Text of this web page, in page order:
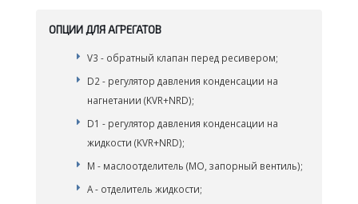
ОПЦИИ ДЛЯ АГРЕГАТОВ
V3 - обратный клапан перед ресивером;
D2 - регулятор давления конденсации на
нагнетании (KVR+NRD);
D1 - регулятор давления конденсации на
жидкости (KVR+NRD);
M - маслоотделитель (МО, запорный вентиль);
A - отделитель жидкости;